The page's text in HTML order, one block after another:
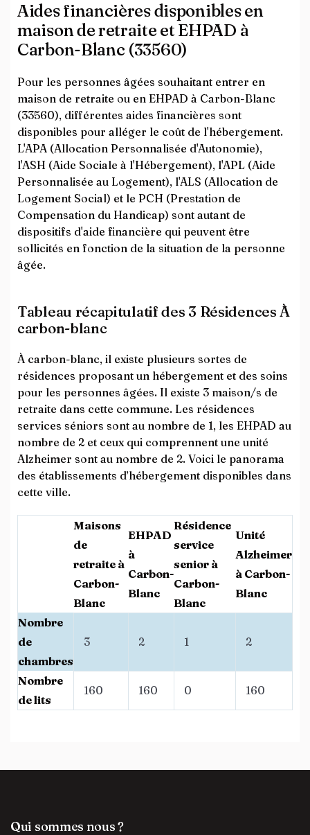
Aides financières disponibles en
maison de retraite et EHPAD à
Carbon-Blanc (33560)
Pour les personnes âgées souhaitant entrer en
maison de retraite ou en EHPAD à Carbon-Blanc
(33560), différentes aides financières sont
disponibles pour alléger le coût de l'hébergement.
L'APA (Allocation Personnalisée d'Autonomie),
l'ASH (Aide Sociale à l'Hébergement), l'APL (Aide
Personnalisée au Logement), l'ALS (Allocation de
Logement Social) et le PCH (Prestation de
Compensation du Handicap) sont autant de
dispositifs d'aide financière qui peuvent être
sollicités en fonction de la situation de la personne
âgée.
Tableau récapitulatif des 3 Résidences À
carbon-blanc
À carbon-blanc, il existe plusieurs sortes de
résidences proposant un hébergement et des soins
pour les personnes âgées. Il existe 3 maison/s de
retraite dans cette commune. Les résidences
services séniors sont au nombre de 1, les EHPAD au
nombre de 2 et ceux qui comprennent une unité
Alzheimer sont au nombre de 2. Voici le panorama
des établissements d’hébergement disponibles dans
cette ville.
Maisons
de
retraite à
Carbon-
Blanc
EHPAD
à
Carbon-
Blanc
Résidence
service
senior à
Carbon-
Blanc
Unité
Alzheimer
à Carbon-
Blanc
Nombre
de
chambres
3 2 1 2
Nombre
de lits
160 160 0 160
Qui sommes nous ?